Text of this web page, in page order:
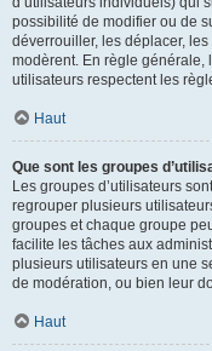
possibilité de modifier ou de
déverrouiller, les déplacer,
modèrent. En règle générale,
utilisateurs respectent les
Haut
Que sont les groupes
Les groupes d’utilisateurs
regrouper plusieurs
groupes et chaque groupe
facilite les tâches aux
plusieurs utilisateurs en une
de modération, ou bien leur
Haut